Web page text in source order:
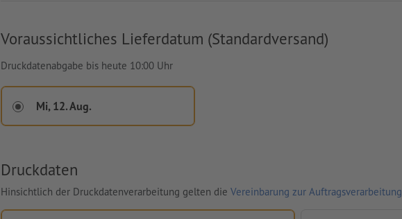
Voraussichtliches Lieferdatum (Standardversand)
Druckdatenabgabe bis heute 10:00 Uhr
Mi, 12. Aug.
Druckdaten
Hinsichtlich der Druckdatenverarbeitung gelten die Vereinbarung zur Auftragsverarbeitung